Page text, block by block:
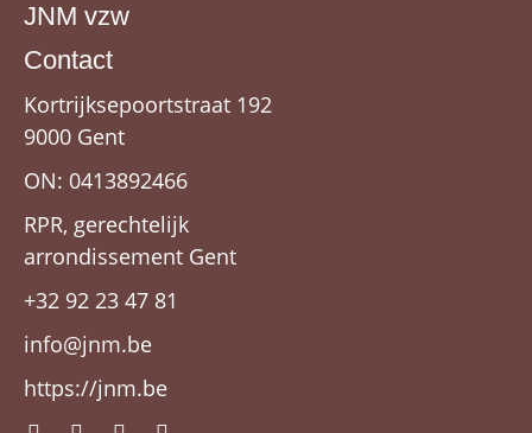
JNM vzw
Contact
Kortrijksepoortstraat 192
9000 Gent
ON: 0413892466
RPR, gerechtelijk
arrondissement Gent
+32 92 23 47 81
info@jnm.be
https://jnm.be